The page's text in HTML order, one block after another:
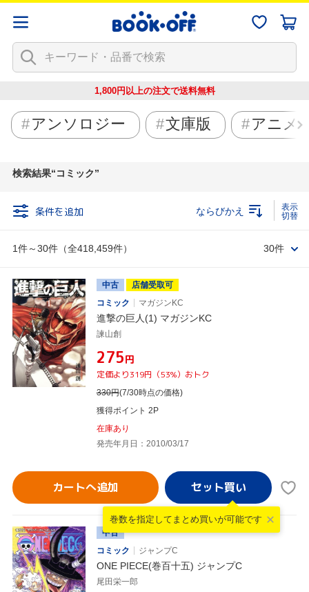
1,800円以上の注文で送料無料
アンソロジー 文庫版 アニメ
検索結果 コミック
条件を追加
1件～30件（全418,459件）
ならびかえ
30件
中古
店舗受取可
コミック
マガジンKC
進撃の巨人(1) マガジンKC
諫山創
¥275円
定価より319円（53%）おトク
330円(7/30時点の価格)
獲得ポイント 2P
在庫あり
発売年月日：2010/03/17
カートへ追加
巻数を指定して まとめ買いが可能です
中古
コミック
ジャンプC
ONE PIECE(巻百十五) ジャンプC
尾田栄一郎